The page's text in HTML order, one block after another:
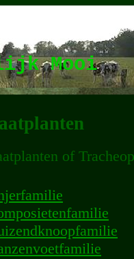
Mooi
of